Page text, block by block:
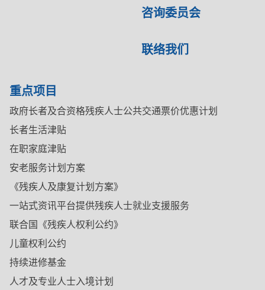
咨询委员会
联络我们
重点项目
政府长者及合资格残疾人士公共交通票价优惠计划
长者生活津贴
在职家庭津贴
安老服务计划方案
《残疾人及康复计划方案》
一站式资讯平台提供残疾人士就业支援服务
联合国《残疾人权利公约》
儿童权利公约
持续进修基金
人才及专业人士入境计划